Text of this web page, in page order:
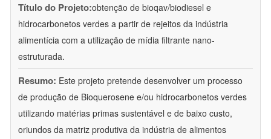
Título do Projeto:obtenção de bioqav/biodiesel e
hidrocarbonetos verdes a partir de rejeitos da indústria
alimentícia com a utilização de mídia filtrante nano-
estruturada.
Resumo: Este projeto pretende desenvolver um processo
de produção de Bioquerosene e/ou hidrocarbonetos verdes
utilizando matérias primas sustentável e de baixo custo,
oriundos da matriz produtiva da indústria de alimentos